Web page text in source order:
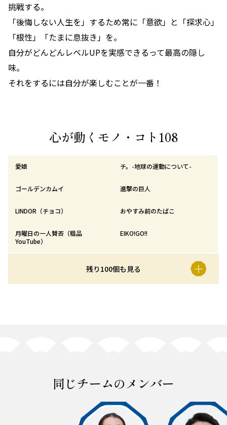
挑戦する。
「後悔しない人生を」するため常に「意欲」と「探求心」
「根性」「たまに息抜き」を。
自分がどんどんレベルUPを実感できるって最高の隠し
味。
それをするには自分が楽しむことが一番！
心が動くモノ・コト108
愛娘 チ。-地球の運動について-
ゴールデンカムイ 進撃の巨人
LINDOR（チョコ） おやすみ前のたばこ
月曜日の一人賛否（粗品
YouTube）
EIKO!GO!!
残り100個も見る
同じチームのメンバー